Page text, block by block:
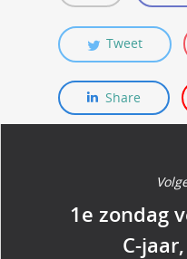
Tweet
Share
1e zondag
C-